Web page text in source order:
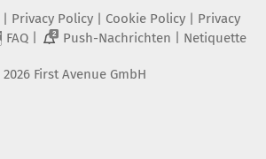
Privacy Policy| Cookie Policy| Privacy
FAQ| 2 Push-Nachrichten Netiquette
2026 First Avenue GmbH